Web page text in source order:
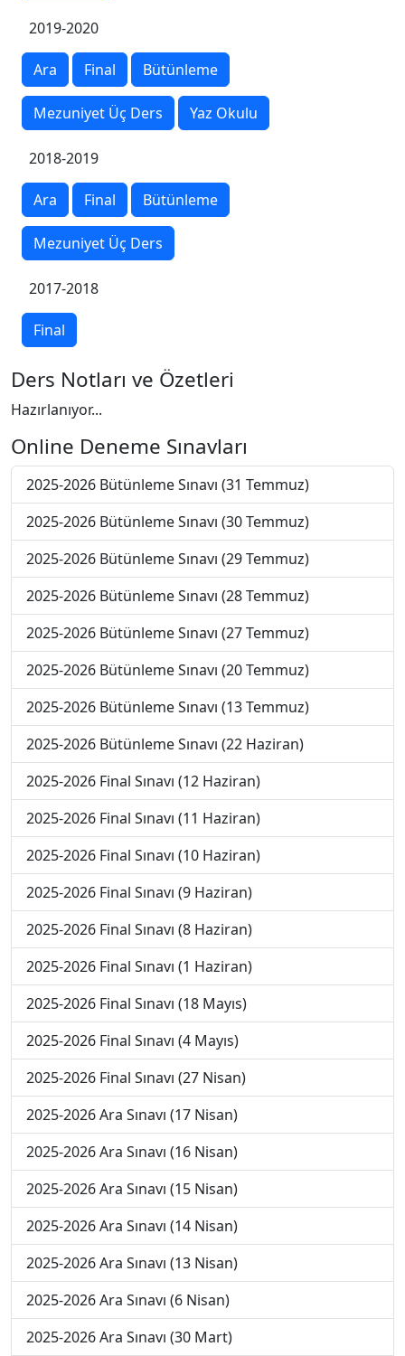
2019-2020
Ara Final Bütünleme
Mezuniyet Üç Ders Yaz Okulu
2018-2019
Ara Final Bütünleme
Mezuniyet Üç Ders
2017-2018
Final
Ders Notları ve Özetleri
Hazırlanıyor...
Online Deneme Sınavları
2025-2026 Bütünleme Sınavı (31 Temmuz)
2025-2026 Bütünleme Sınavı (30 Temmuz)
2025-2026 Bütünleme Sınavı (29 Temmuz)
2025-2026 Bütünleme Sınavı (28 Temmuz)
2025-2026 Bütünleme Sınavı (27 Temmuz)
2025-2026 Bütünleme Sınavı (20 Temmuz)
2025-2026 Bütünleme Sınavı (13 Temmuz)
2025-2026 Bütünleme Sınavı (22 Haziran)
2025-2026 Final Sınavı (12 Haziran)
2025-2026 Final Sınavı (11 Haziran)
2025-2026 Final Sınavı (10 Haziran)
2025-2026 Final Sınavı (9 Haziran)
2025-2026 Final Sınavı (8 Haziran)
2025-2026 Final Sınavı (1 Haziran)
2025-2026 Final Sınavı (18 Mayıs)
2025-2026 Final Sınavı (4 Mayıs)
2025-2026 Final Sınavı (27 Nisan)
2025-2026 Ara Sınavı (17 Nisan)
2025-2026 Ara Sınavı (16 Nisan)
2025-2026 Ara Sınavı (15 Nisan)
2025-2026 Ara Sınavı (14 Nisan)
2025-2026 Ara Sınavı (13 Nisan)
2025-2026 Ara Sınavı (6 Nisan)
2025-2026 Ara Sınavı (30 Mart)